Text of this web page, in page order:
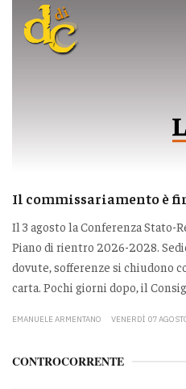
Il commissariamento è
Il 3 agosto la Conferenza Stato-
Piano di rientro 2026-2028.
dovute, sofferenze si chiudono
carta. Pochi giorni dopo, il
EMANUELE ARMENTANO VENERDÌ 07
CONTROCORRENTE